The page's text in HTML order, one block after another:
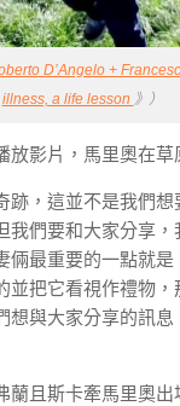
D’Angelo +
illness, a life lesson 》）
影片，馬里奧在草
跡，這並不是我們想
我們要和大家分享
倆最重要的一點就
並把它看視作禮物，
想與大家分享的訊息
蘭且斯卡牽馬里奧出